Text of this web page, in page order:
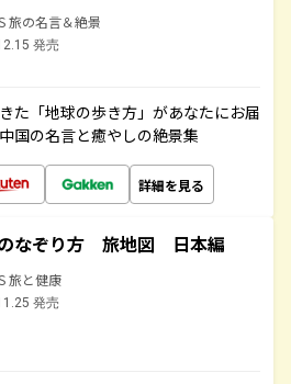
旅の名言＆絶景
発売
た「地球の歩き方」があなたにお届
国の名言と癒やしの絶景集
詳細を見る
なぞり方 旅地図 日本編
旅と健康
発売